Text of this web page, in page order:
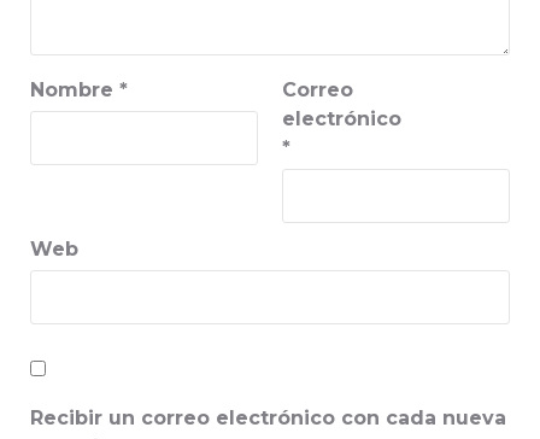
Nombre *
Correo
electrónico
*
Web
Recibir un correo electrónico con cada nueva